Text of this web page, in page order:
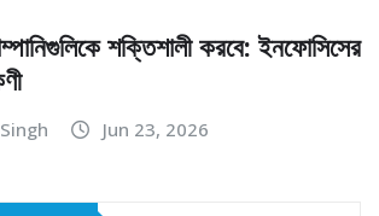
শক্তিশালী করবে: ইনফোসিসের
Jun 23, 2026